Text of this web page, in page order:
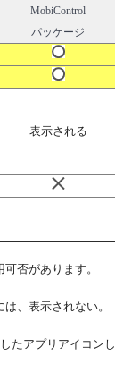
MobiControl
パッケージ
表示される
否があります。
、表示されない。
たアプリアイコンし